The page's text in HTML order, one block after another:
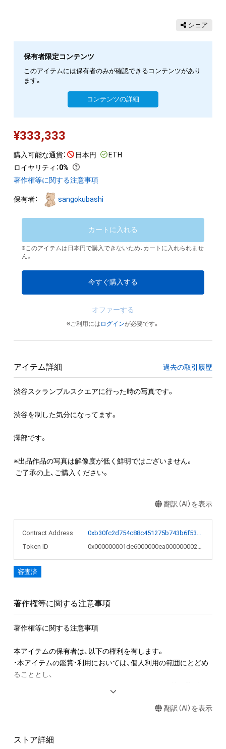
シェア
保有者限定コンテンツ
このアイテムには保有者のみが確認できるコンテンツがあり
ます。
コンテンツの詳細
¥333,333
購入可能な通貨： 日本円
ETH
ロイヤリティ ：0%
著作権等に関する注意事項
保有者： sangokubashi
カートに入れる
※このアイテムは日本円で購入できないため、カートに入れられませ
ん。
今すぐ購入する
オファーする
※ご利用には ログインが必要です。
アイテム詳細 過去の取引履歴
渋谷スクランブルスクエアに行った時の写真です。
渋谷を制した気分になってます。
澤部です。
※出品作品の写真は解像度が低く鮮明ではございません。
ご了承の上、ご購入ください。
翻訳（AI）を表示
Contract Address
0xb30fc2d754c88c451275b743b6f530f19f643683
Token ID
0x000000001de6000000ea000000002ec0
審査済
著作権等に関する注意事項
著作権等に関する注意事項
本アイテムの保有者は、以下の権利を有します。
・本アイテムの鑑賞・利用においては、個人利用の範囲にとどめ
ることとし、
権(著作権、特許権、実用新案権、商標権、意匠権その他の知的財
翻訳（AI）を表示
ストア詳細